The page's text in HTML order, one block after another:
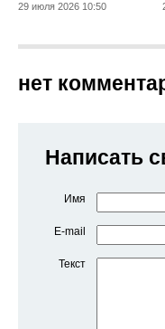
29 июля 2026 10:50
нет
Написать
Имя
E-mail
Текст